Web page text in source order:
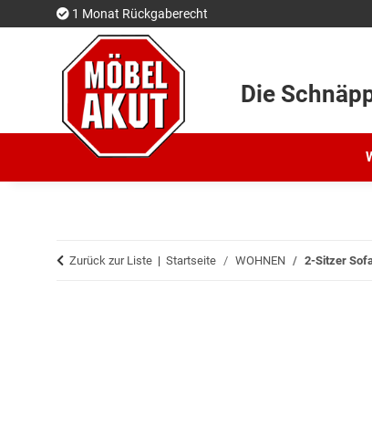
1 Monat Rückgaberecht
Die
Zurück zur Liste Startseite WOHNEN 2-Sitzer